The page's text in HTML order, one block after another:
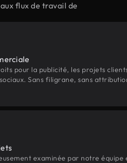
flux de travail de
pour la publicité, les projets
Sans filigrane, sans
examinée par notre équipe